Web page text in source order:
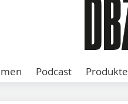
Podcast Produkte